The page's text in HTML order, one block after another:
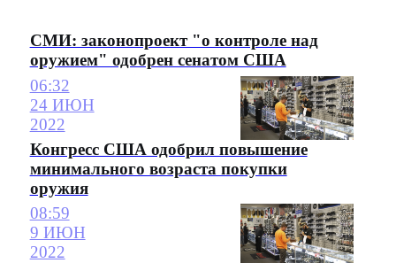
СМИ: законопроект "о контроле над
оружием" одобрен сенатом США
06:32
24 ИЮН
2022
Конгресс США одобрил повышение
минимального возраста покупки
оружия
08:59
9 ИЮН
2022